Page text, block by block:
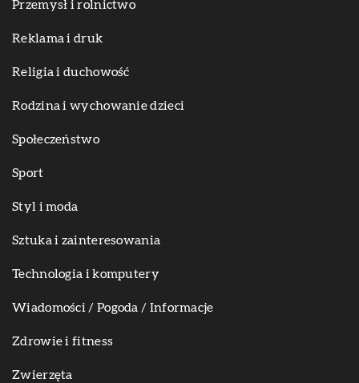
Przemysł i rolnictwo
Reklama i druk
Religia i duchowość
Rodzina i wychowanie dzieci
Społeczeństwo
Sport
Styl i moda
Sztuka i zainteresowania
Technologia i komputery
Wiadomości / Pogoda / Informacje
Zdrowie i fitness
Zwierzęta